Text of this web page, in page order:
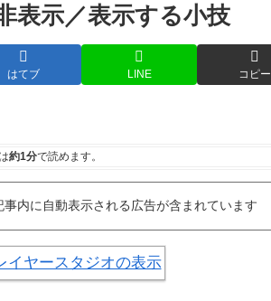
表示／表示する小技
はてブ LINE コピー
約1分で読めます。
内に自動表示される広告が含まれています